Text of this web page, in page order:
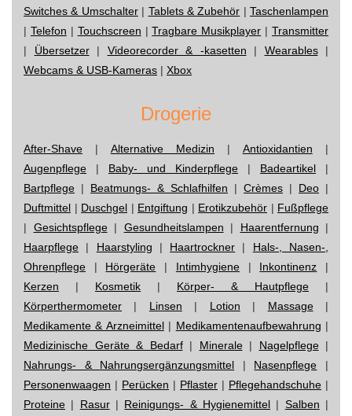
Switches & Umschalter| Tablets & Zubehör | Taschenlampen
| Telefon | Touchscreen |Tragbare Musikplayer | Transmitter
| Übersetzer| Videorecorder & -kasetten | Wearables|
Webcams & USB-Kameras | Xbox
Drogerie
After-Shave | Alternative Medizin | Antioxidantien |
Augenpflege | Baby- und Kinderpflege | Badeartikel |
Bartpflege | Beatmungs- & Schlafhilfen | Crèmes | Deo |
Duftmittel | Duschgel | Entgiftung | Erotikzubehör | Fußpflege
| Gesichtspflege| Gesundheitslampen | Haarentfernung |
Haarpflege | Haarstyling | Haartrockner | Hals-, Nasen-,
Ohrenpflege | Hörgeräte | Intimhygiene| Inkontinenz |
Kerzen | Kosmetik | Körper- & Hautpflege |
Körperthermometer | Linsen | Lotion | Massage|
Medikamente & Arzneimittel| Medikamentenaufbewahrung |
Medizinische Geräte & Bedarf| Minerale| Nagelpflege|
Nahrungs- & Nahrungsergänzungsmittel | Nasenpflege |
Personenwaagen | Perücken | Pflaster | Pflegehandschuhe |
Proteine | Rasur| Reinigungs- & Hygienemittel | Salben |